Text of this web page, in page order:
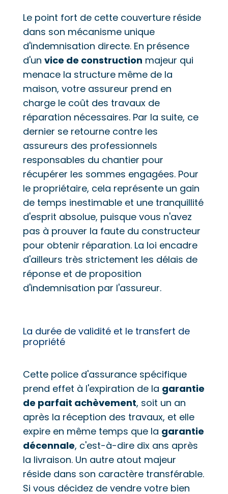
Le point fort de cette couverture réside
dans son mécanisme unique
d'indemnisation directe. En présence
d'un vice de construction majeur qui
menace la structure même de la
maison, votre assureur prend en
charge le coût des travaux de
réparation nécessaires. Par la suite, ce
dernier se retourne contre les
assureurs des professionnels
responsables du chantier pour
récupérer les sommes engagées. Pour
le propriétaire, cela représente un gain
de temps inestimable et une tranquillité
d'esprit absolue, puisque vous n'avez
pas à prouver la faute du constructeur
pour obtenir réparation. La loi encadre
d'ailleurs très strictement les délais de
réponse et de proposition
d'indemnisation par l'assureur.
La durée de validité et le transfert de
propriété
Cette police d'assurance spécifique
prend effet à l'expiration de la garantie
de parfait achèvement, soit un an
après la réception des travaux, et elle
expire en même temps que la garantie
décennale, c'est-à-dire dix ans après
la livraison. Un autre atout majeur
réside dans son caractère transférable.
Si vous décidez de vendre votre bien